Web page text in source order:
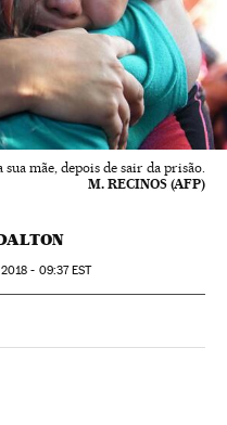
sua mãe, depois de sair da prisão.
M. RECINOS (AFP)
- 09:37EST